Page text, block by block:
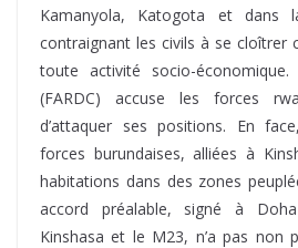
Kamanyola, Katogota et dans
contraignant les civils à se cloîtrer
toute activité socio-
(FARDC) accuse les forces
d’attaquer ses positions. En
forces burundaises, alliées à
habitations dans des zones
accord préalable, signé à
Kinshasa et le M23, n’a pas non